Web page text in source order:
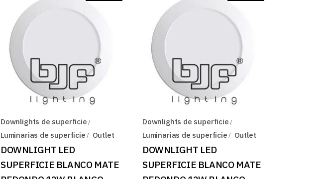
Downlights de superficie
Luminarias de superficie
Outlet
DOWNLIGHT LED
SUPERFICIE BLANCO MATE
Downlights de superficie
Luminarias de superficie
Outlet
DOWNLIGHT LED
SUPERFICIE BLANCO MATE